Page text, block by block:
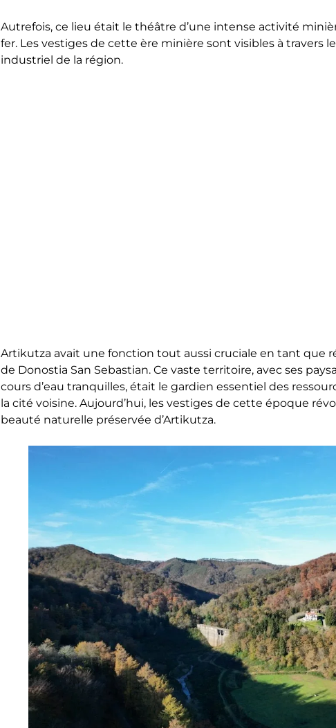
Autrefois, ce lieu était le théâtre d’une intense activité
fer. Les vestiges de cette ère minière sont visibles à travers
industriel de la région.
Artikutza avait une fonction tout aussi cruciale en tant que
de Donostia San Sebastian. Ce vaste territoire, avec ses
cours d’eau tranquilles, était le gardien essentiel des
la cité voisine. Aujourd’hui, les vestiges de cette époque
beauté naturelle préservée d’Artikutza.